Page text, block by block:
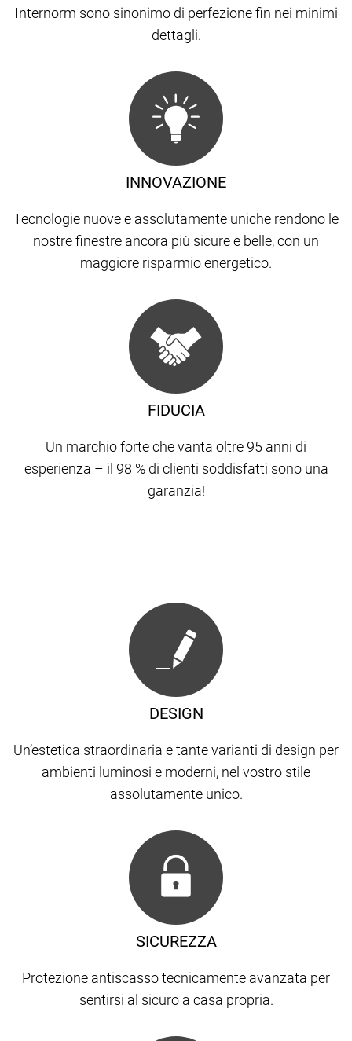
Internorm sono sinonimo di perfezione fin nei minimi
dettagli.
FIDUCIA
Un marchio forte che vanta oltre 95 anni di
esperienza – il 98 % di clienti soddisfatti sono una
garanzia!
INNOVAZIONE
Tecnologie nuove e assolutamente uniche rendono le
nostre finestre ancora più sicure e belle, con un
maggiore risparmio energetico.
DESIGN
Un’estetica straordinaria e tante varianti di design per
ambienti luminosi e moderni, nel vostro stile
assolutamente unico.
SICUREZZA
Protezione antiscasso tecnicamente avanzata per
sentirsi al sicuro a casa propria.